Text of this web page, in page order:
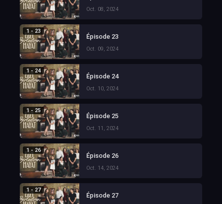
Oct. 08, 2024
1 - 23
Épisode 23
Oct. 09, 2024
1 - 24
Épisode 24
Oct. 10, 2024
1 - 25
Épisode 25
Oct. 11, 2024
1 - 26
Épisode 26
Oct. 14, 2024
1 - 27
Épisode 27